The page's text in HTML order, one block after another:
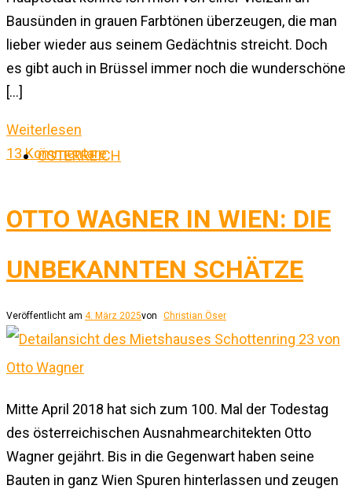
Bausünden in grauen Farbtönen überzeugen, die man
lieber wieder aus seinem Gedächtnis streicht. Doch
es gibt auch in Brüssel immer noch die wunderschöne
[…]
Weiterlesen
13 Kommentare
ÖSTERREICH
OTTO WAGNER IN WIEN: DIE
UNBEKANNTEN SCHÄTZE
Veröffentlicht am 4. März 2025von Christian Öser
Mitte April 2018 hat sich zum 100. Mal der Todestag
des österreichischen Ausnahmearchitekten Otto
Wagner gejährt. Bis in die Gegenwart haben seine
Bauten in ganz Wien Spuren hinterlassen und zeugen